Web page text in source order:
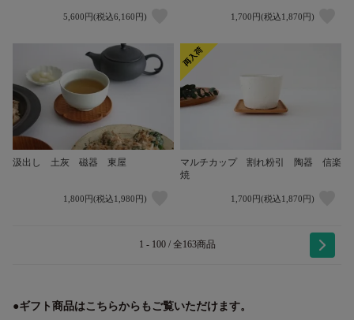
5,600円(税込6,160円) 1,700円(税込1,870円)
汲出し 土灰 磁器 東屋
1,800円(税込1,980円)
マルチカップ 割れ粉引 陶器 信楽
焼
1,700円(税込1,870円)
1 - 100 / 全163商品
●ギフト商品はこちらからもご覧いただけます。